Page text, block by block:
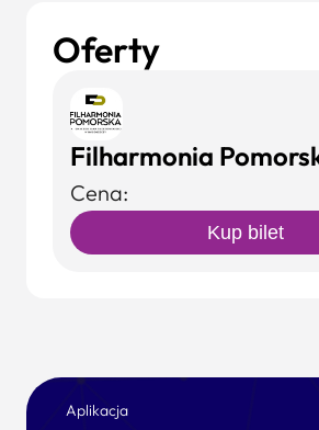
Oferty
Filharmonia
Cena:
Kup bilet
Aplikacja